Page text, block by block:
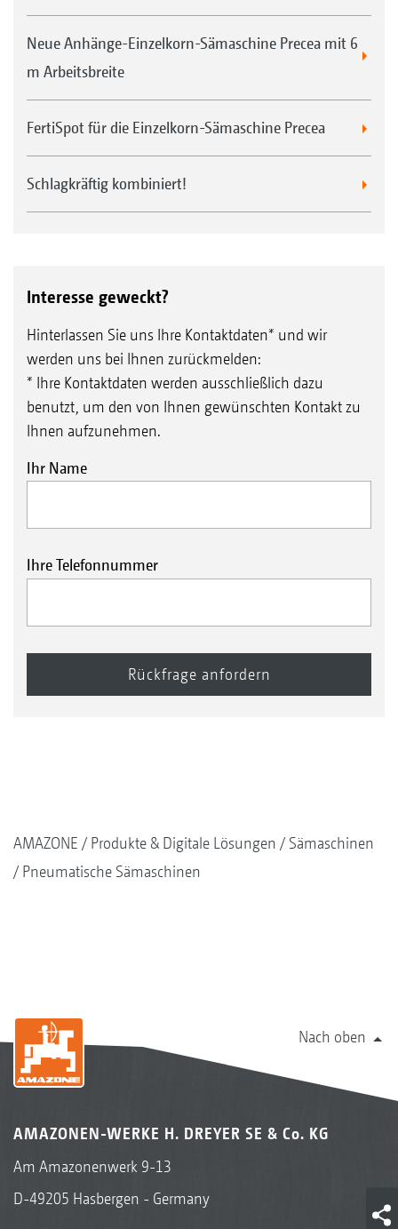
Neue Anhänge-Einzelkorn-Sämaschine Precea mit 6
m Arbeitsbreite
FertiSpot für die Einzelkorn-Sämaschine Precea
Schlagkräftig kombiniert!
Interesse geweckt?
Hinterlassen Sie uns Ihre Kontaktdaten* und wir
werden uns bei Ihnen zurückmelden:
* Ihre Kontaktdaten werden ausschließlich dazu
benutzt, um den von Ihnen gewünschten Kontakt zu
Ihnen aufzunehmen.
Ihr Name
Ihre Telefonnummer
AMAZONE Produkte & Digitale Lösungen
Sämaschinen
Pneumatische Sämaschinen
Nach oben
AMAZONEN-WERKE H. DREYER SE & Co. KG
Am Amazonenwerk 9-13
D-49205 Hasbergen - Germany